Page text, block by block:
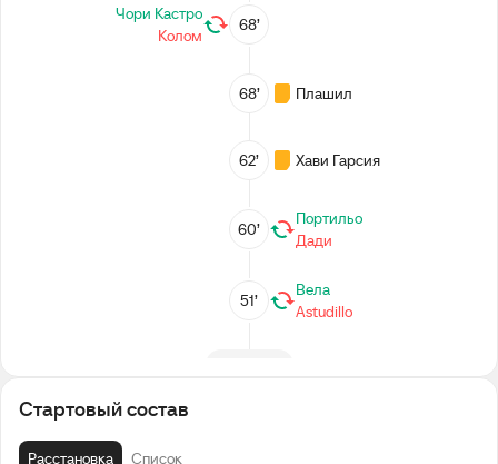
68’
Чори Кастро
Колом
68’ Плашил
62’ Хави Гарсия
60’
Портильо
Дади
51’
Вела
Astudillo
Стартовый состав
Расстановка Список